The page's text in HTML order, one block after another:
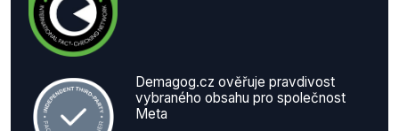
Demagog.cz ověřuje pravdivost
vybraného obsahu pro společnost
Meta